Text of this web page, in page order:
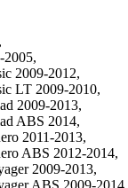
2005,
2009-2012,
LT 2009-2010,
2009-2013,
ABS 2014,
2011-2013,
ABS 2012-2014,
2009-2013,
ABS 2009-2014,